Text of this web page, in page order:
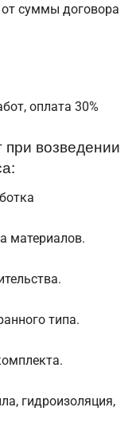
суммы договора
оплата 30%
возведении
материалов.
типа.
гидроизоляция,